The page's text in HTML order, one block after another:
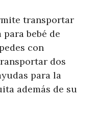
transportar
bebé de
con
dos
para la
además de su